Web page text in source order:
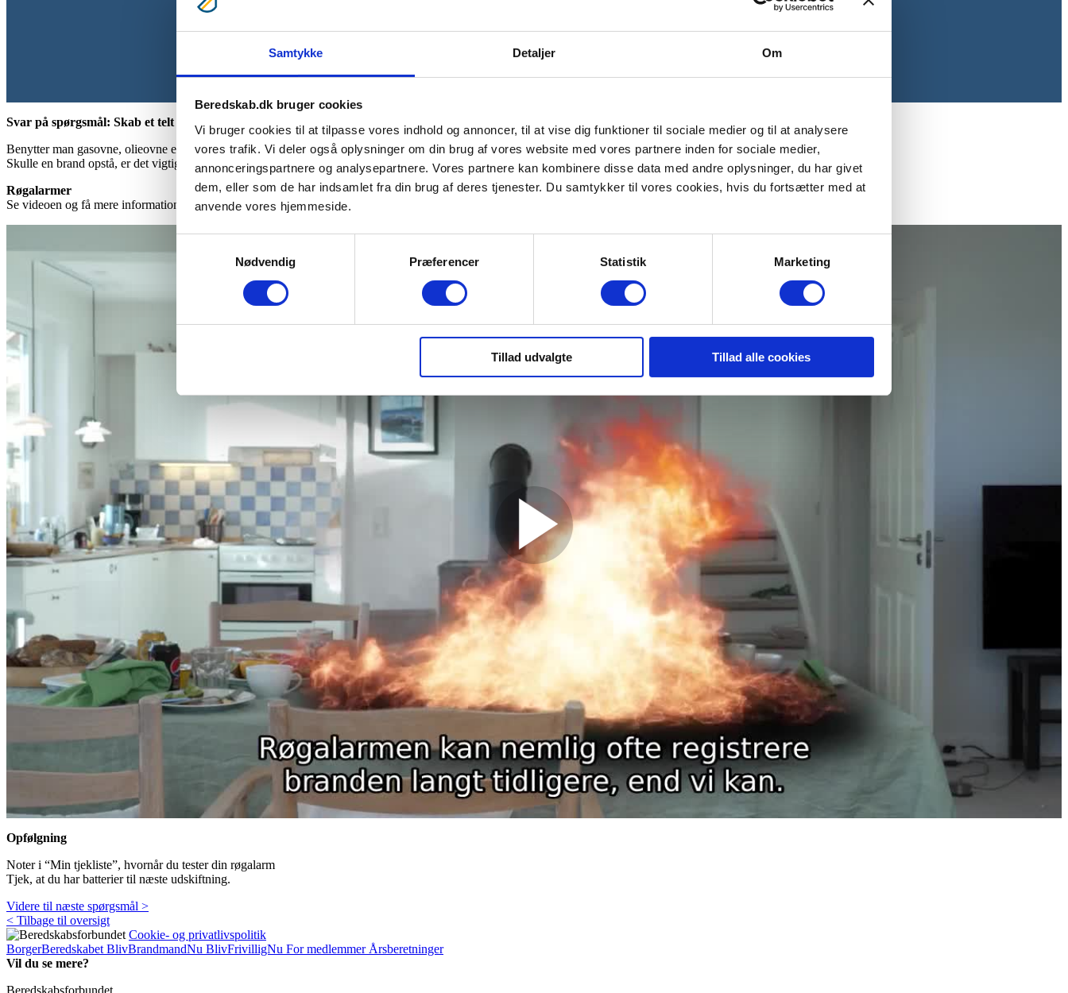
Samtykke Detaljer Om
Beredskab.dk bruger cookies
Vi bruger cookies til at tilpasse vores indhold og annoncer, til at vise dig funktioner til sociale medier og til at analysere
vores trafik. Vi deler også oplysninger om din brug af vores website med vores partnere inden for sociale medier,
annonceringspartnere og analysepartnere. Vores partnere kan kombinere disse data med andre oplysninger, du har givet
dem, eller som de har indsamlet fra din brug af deres tjenester. Du samtykker til vores cookies, hvis du fortsætter med at
anvende vores hjemmeside.
Nødvendig
Præferencer Statistik Marketing
Tillad udvalgte Tillad alle cookies
Svar på spørgsmål: Skab et telt ved hjælp af tæpper
Benytter man gasovne, olieovne eller åben ild, er det vigtigt at være opmærksom på udluftning og brandfare og anvende disse varmekilder med omtanke.
Skulle en brand opstå, er det vigtigt at opdage den i tide – og her bliver røgalarmen et vigtigt redskab.
Røgalarmer
Se videoen og få mere information
Opfølgning
Noter i “Min tjekliste”, hvornår du tester din røgalarm
Tjek, at du har batterier til næste udskiftning.
Videre til næste spørgsmål >
< Tilbage til oversigt
Cookie- og privatlivspolitik
BorgerBeredskabet BlivBrandmandNu BlivFrivilligNu For medlemmer Årsberetninger
Vil du se mere?
Beredskabsforbundet